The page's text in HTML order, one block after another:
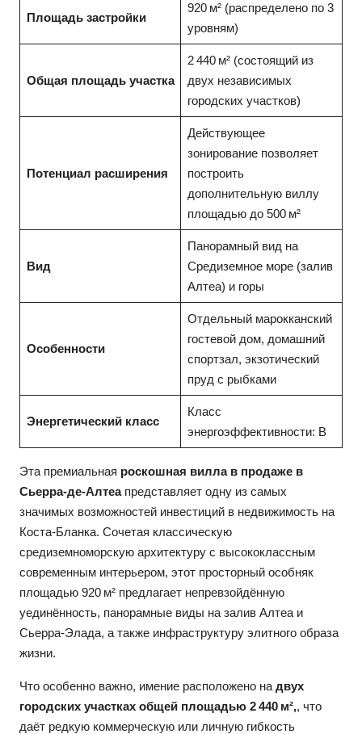
Площадь застройки
920 м² (распределено по 3
уровням)
Общая площадь участка
2 440 м² (состоящий из
двух независимых
городских участков)
Потенциал расширения
Действующее
зонирование позволяет
построить
дополнительную виллу
площадью до 500 м²
Вид
Панорамный вид на
Средиземное море (залив
Алтеа) и горы
Особенности
Отдельный марокканский
гостевой дом, домашний
спортзал, экзотический
пруд с рыбками
Энергетический класс
Класс
энергоэффективности: B
Эта премиальная роскошная вилла в продаже в
Сьерра-де-Алтеапредставляет одну из самых
значимых возможностей инвестиций в недвижимость на
Коста-Бланка. Сочетая классическую
средиземноморскую архитектуру с высококлассным
современным интерьером, этот просторный особняк
площадью 920 м² предлагает непревзойдённую
уединённость, панорамные виды на залив Алтеа и
Сьерра-Элада, а также инфраструктуру элитного образа
жизни.
Что особенно важно, имение расположено на двух
городских участках общей площадью 2 440 м²,, что
даёт редкую коммерческую или личную гибкость